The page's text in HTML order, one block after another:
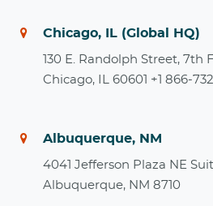
Chicago, IL (Global HQ)
130 E. Randolph Street, 7th
Chicago, IL 60601 +1 866-
Albuquerque, NM
4041 Jefferson Plaza NE
Albuquerque, NM 8710